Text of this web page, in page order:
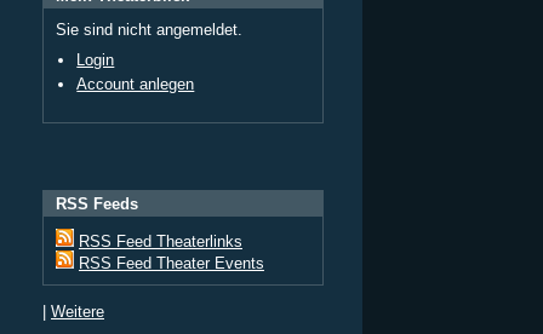
Sie sind nicht angemeldet.
Login
Account anlegen
RSS Feeds
RSS Feed Theaterlinks
RSS Feed Theater Events
| Weitere